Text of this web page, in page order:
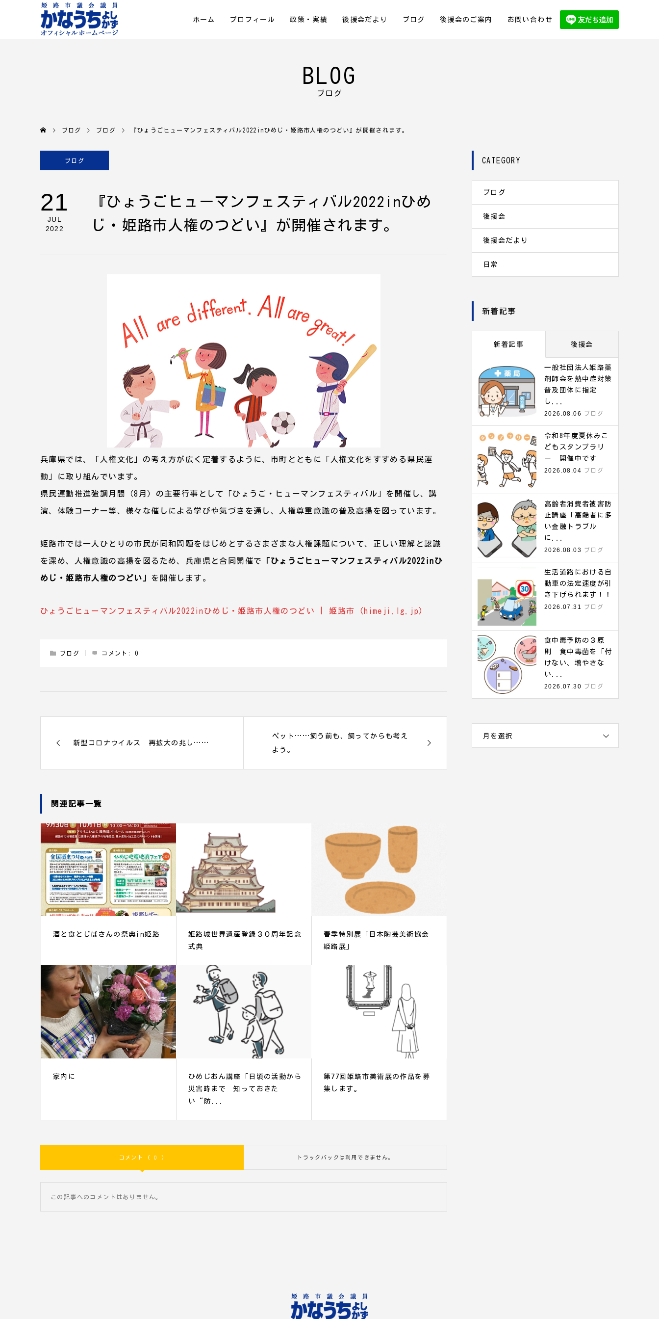
ホーム プロフィール 政策・実績 後援会だより ブログ 後援会のご案内 お問い合わせ
BLOG
ブログ
ブログ ブログ 『ひょうごヒューマンフェスティバル2022inひめじ・姫路市人権のつどい』が開催されます。
ブログ
21
JUL
2022
『ひょうごヒューマンフェスティバル2022inひめ
じ・姫路市人権のつどい』が開催されます。
兵庫県では、「人権文化」の考え方が広く定着するように、市町とともに「人権文化をすすめる県民運
動」に取り組んでいます。
県民運動推進強調月間（8月）の主要行事として「ひょうご・ヒューマンフェスティバル」を開催し、講
演、体験コーナー等、様々な催しによる学びや気づきを通し、人権尊重意識の普及高揚を図っています。
姫路市では一人ひとりの市民が同和問題をはじめとするさまざまな人権課題について、正しい理解と認識
を深め、人権意識の高揚を図るため、兵庫県と合同開催で 「ひょうごヒューマンフェスティバル2022inひ
めじ・姫路市人権のつどい」 を開催します。
ひょうごヒューマンフェスティバル2022inひめじ・姫路市人権のつどい | 姫路市 (himeji.lg.jp)
ブログ コメント: 0
新型コロナウイルス 再拡大の兆し……
ペット……飼う前も、飼ってからも考え
よう。
関連記事一覧
酒と食とじばさんの祭典in姫路
姫路城世界遺産登録３０周年記念
式典
春季特別展「日本陶芸美術協会
姫路展」
家内に
ひめじおん講座「日頃の活動から
災害時まで 知っておきた
い“防...
第77回姫路市美術展の作品を募
集します。
コメント ( 0 ) トラックバックは利用できません。
この記事へのコメントはありません。
CATEGORY
ブログ
後援会
後援会だより
日常
新着記事
新着記事 後援会
一般社団法人姫路薬
剤師会を熱中症対策
普及団体に指定
し...
2026.08.06
ブログ
令和8年度夏休みこ
どもスタンプラリ
ー 開催中です
2026.08.04 ブログ
高齢者消費者被害防
止講座「高齢者に多
い金融トラブル
に...
2026.08.03 ブログ
生活道路における自
動車の法定速度が引
き下げられます！！
2026.07.31
ブログ
食中毒予防の３原
則 食中毒菌を「付
けない、増やさな
い...
2026.07.30 ブログ
月を選択